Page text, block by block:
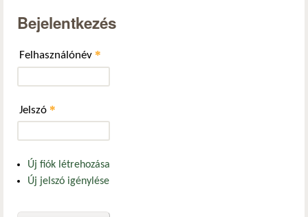
Bejelentkezés
Felhasználónév *
Jelszó *
Új fiók létrehozása
Új jelszó igénylése